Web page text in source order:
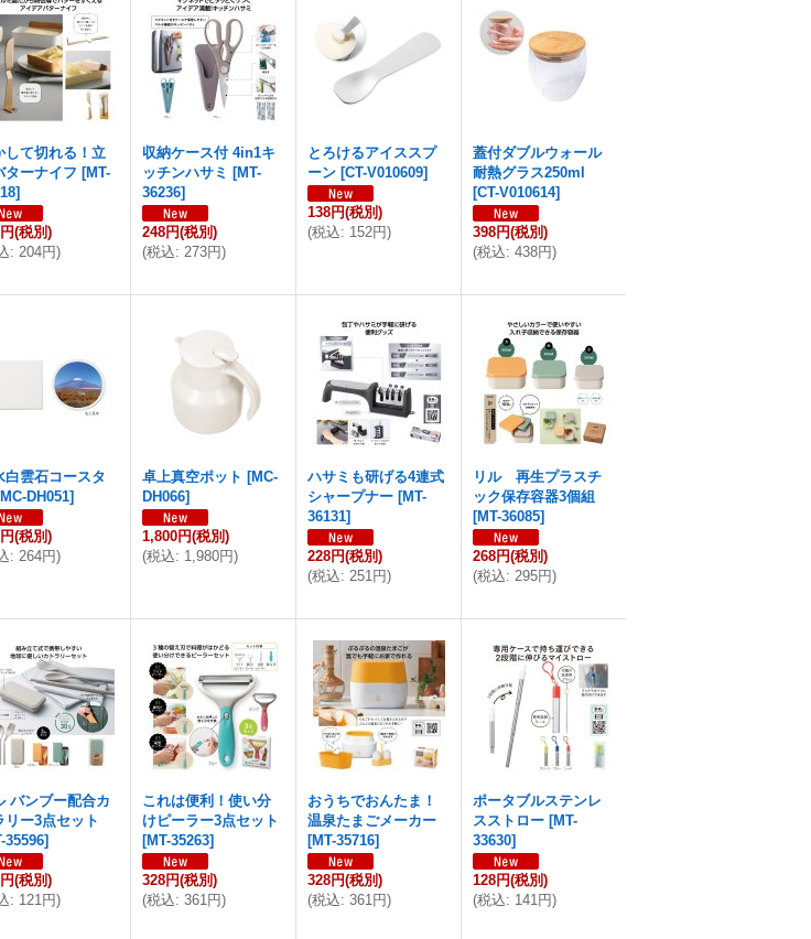
して切れる！立
ターナイフ [MT-
]
(税別)
: 204円)
収納ケース付 4in1キ
ッチンハサミ [MT-
36236]
248円(税別)
(税込: 273円)
とろけるアイススプ
ーン [CT-V010609]
138円(税別)
(税込: 152円)
蓋付ダブルウォール
耐熱グラス250ml
[CT-V010614]
398円(税別)
(税込: 438円)
白雲石コースタ
MC-DH051]
(税別)
: 264円)
卓上真空ポット [MC-
DH066]
1,800円(税別)
(税込: 1,980円)
ハサミも研げる4連式
シャープナー [MT-
36131]
228円(税別)
(税込: 251円)
リル 再生プラスチ
ック保存容器3個組
[MT-36085]
268円(税別)
(税込: 295円)
バンブー配合カ
リー3点セット
35596]
(税別)
: 121円)
これは便利！使い分
けピーラー3点セット
[MT-35263]
328円(税別)
(税込: 361円)
おうちでおんたま！
温泉たまごメーカー
[MT-35716]
328円(税別)
(税込: 361円)
ポータブルステンレ
スストロー [MT-
33630]
128円(税別)
(税込: 141円)